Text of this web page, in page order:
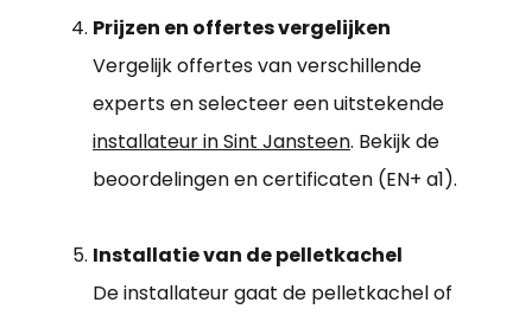
Prijzen en offertes vergelijken
Vergelijk offertes van verschillende
experts en selecteer een uitstekende
installateur in Sint Jansteen. Bekijk de
beoordelingen en certificaten (EN+ a1).
Installatie van de pelletkachel
De installateur gaat de pelletkachel of